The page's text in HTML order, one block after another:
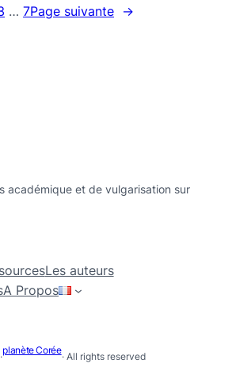
… 7Page suivante →
académique et de vulgarisation sur
Les auteurs
A Propos
planète Corée
· All rights reserved